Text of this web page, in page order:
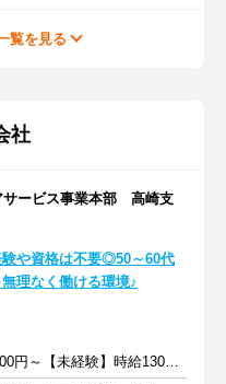
覧を見る
社
ービス事業本部 高崎支
験や資格は不要◎50～60代
理なく働ける環境♪
【経験者】時給1400円～【未経験】時給1300円～ ※交通費全額